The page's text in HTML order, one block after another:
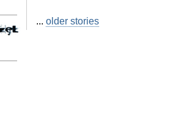
... older stories